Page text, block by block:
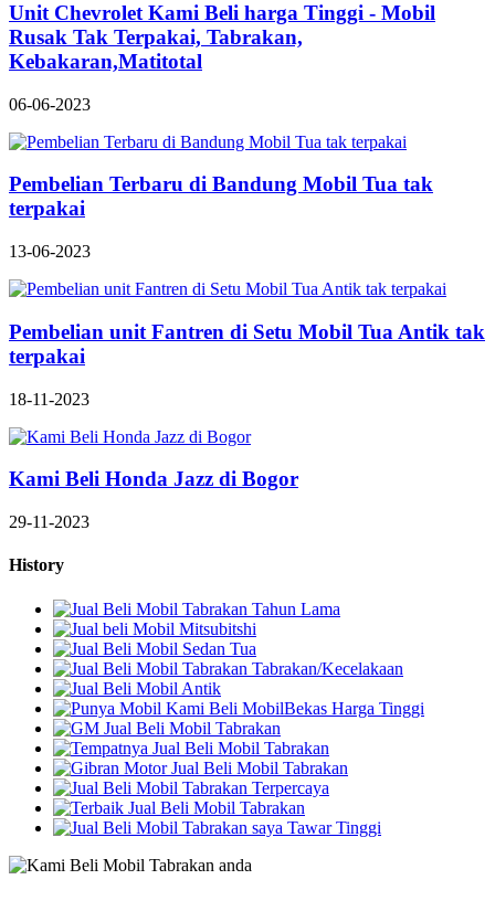
Unit Chevrolet Kami Beli harga Tinggi - Mobil
Rusak Tak Terpakai, Tabrakan,
Kebakaran,Matitotal
06-06-2023
Pembelian Terbaru di Bandung Mobil Tua tak
terpakai
13-06-2023
Pembelian unit Fantren di Setu Mobil Tua Antik tak
terpakai
18-11-2023
Kami Beli Honda Jazz di Bogor
29-11-2023
History